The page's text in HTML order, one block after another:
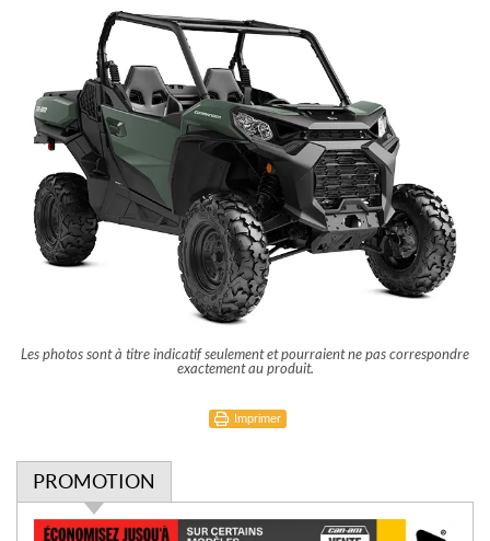
Les photos sont à titre indicatif seulement et pourraient ne pas correspondre
exactement au produit.
Imprimer
PROMOTION
P